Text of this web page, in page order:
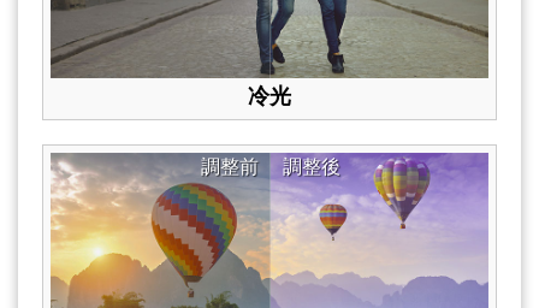
冷光
調整後
調整前